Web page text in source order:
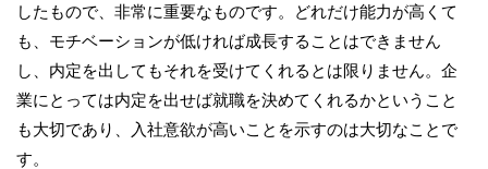
したもので、非常に重要なものです。どれだけ能力が高くて
も、モチベーションが低ければ成長することはできません
し、内定を出してもそれを受けてくれるとは限りません。企
業にとっては内定を出せば就職を決めてくれるかということ
も大切であり、入社意欲が高いことを示すのは大切なことで
す。